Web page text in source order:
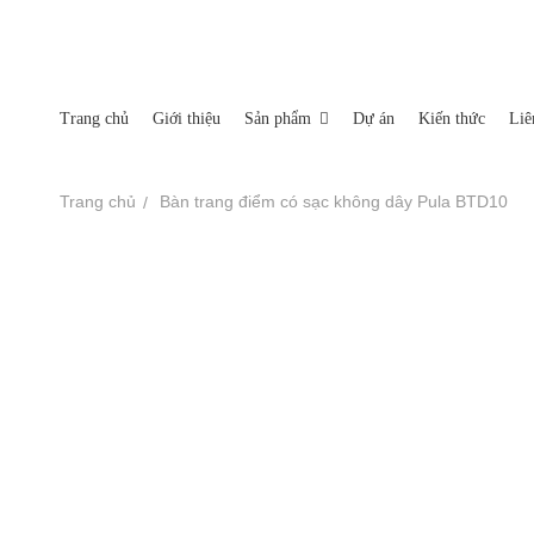
Trang chủ Giới thiệu Sản phẩm Dự án Kiến thức
Trang chủ Bàn trang điểm có sạc không dây Pula BTD10